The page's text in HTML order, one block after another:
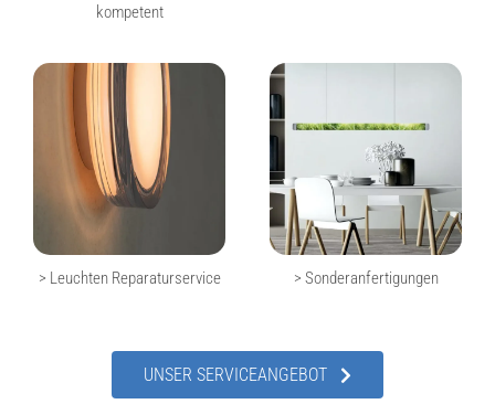
kompetent
> Leuchten Reparaturservice > Sonderanfertigungen
UNSER SERVICEANGEBOT